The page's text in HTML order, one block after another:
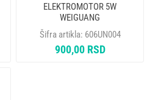
ELEKTROMOTOR 5W
WEIGUANG
Šifra artikla: 606UN004
900,00 RSD